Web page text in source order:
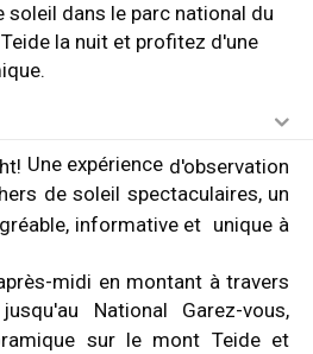
dans le parc national du
la nuit et profitez d'une
Une expérience d'observation
de soleil spectaculaires, un
informative et unique à
midi en montant à travers
jusqu'au National Garez-vous,
sur le mont Teide et